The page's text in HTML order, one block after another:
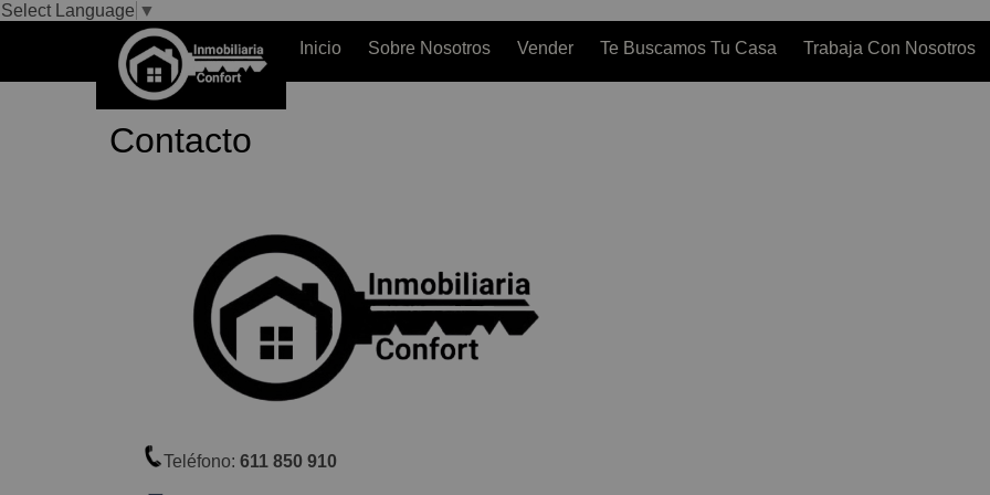
Select Language ▼
Inicio
Sobre Nosotros Vender Te Buscamos Tu Casa Trabaja Con Nosotros
Contacto
Teléfono: 611 850 910